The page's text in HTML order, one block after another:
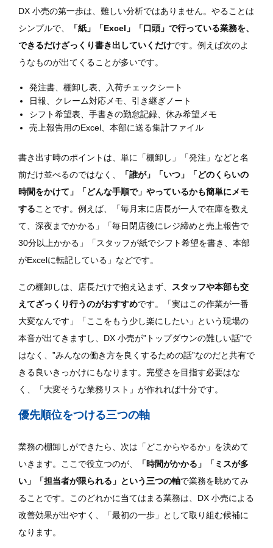
DX 小売の第一歩は、難しい分析ではありません。やることは
シンプルで、
「紙」「Excel」「口頭」で行っている業務を、
できるだけざっくり書き出していくだけです。例えば次のよ
うなものが出てくることが多いです。
発注書、棚卸し表、入荷チェックシート
日報、クレーム対応メモ、引き継ぎノート
シフト希望表、手書きの勤怠記録、休み希望メモ
売上報告用のExcel、本部に送る集計ファイル
書き出す時のポイントは、単に「棚卸し」「発注」などと名
前だけ並べるのではなく、
「誰が」「いつ」「どのくらいの
時間をかけて」「どんな手順で」やっているかも簡単にメモ
することです。例えば、「毎月末に店長が一人で在庫を数え
て、深夜までかかる」「毎日閉店後にレジ締めと売上報告で
30分以上かかる」「スタッフが紙でシフト希望を書き、本部
がExcelに転記している」などです。
この棚卸しは、店長だけで抱え込まず、 スタッフや本部も交
えてざっくり行うのがおすすめです。「実はこの作業が一番
大変なんです」「ここをもう少し楽にしたい」という現場の
本音が出てきますし、DX 小売が”トップダウンの難しい話”で
はなく、”みんなの働き方を良くするための話”なのだと共有で
きる良いきっかけにもなります。完璧さを目指す必要はな
く、「大変そうな業務リスト」が作れれば十分です。
優先順位をつける三つの軸
業務の棚卸しができたら、次は「どこからやるか」を決めて
いきます。ここで役立つのが、
「時間がかかる」「ミスが多
い」「担当者が限られる」という三つの軸で業務を眺めてみ
ることです。このどれかに当てはまる業務は、DX 小売による
改善効果が出やすく、「最初の一歩」として取り組む候補に
なります。